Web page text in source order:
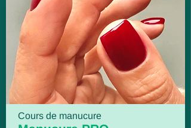
Cours de manucure